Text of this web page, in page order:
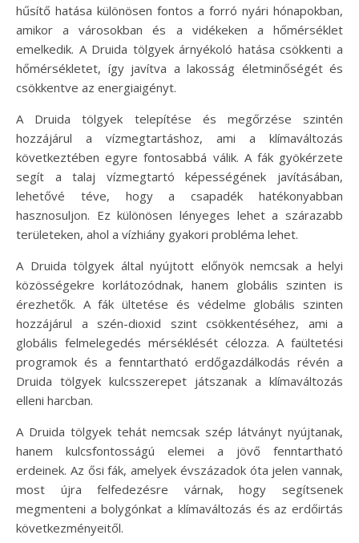
hűsítő hatása különösen fontos a forró nyári hónapokban,
amikor a városokban és a vidékeken a hőmérséklet
emelkedik. A Druida tölgyek árnyékoló hatása csökkenti a
hőmérsékletet, így javítva a lakosság életminőségét és
csökkentve az energiaigényt.
A Druida tölgyek telepítése és megőrzése szintén
hozzájárul a vízmegtartáshoz, ami a klímaváltozás
következtében egyre fontosabbá válik. A fák gyökérzete
segít a talaj vízmegtartó képességének javításában,
lehetővé téve, hogy a csapadék hatékonyabban
hasznosuljon. Ez különösen lényeges lehet a szárazabb
területeken, ahol a vízhiány gyakori probléma lehet.
A Druida tölgyek által nyújtott előnyök nemcsak a helyi
közösségekre korlátozódnak, hanem globális szinten is
érezhetők. A fák ültetése és védelme globális szinten
hozzájárul a szén-dioxid szint csökkentéséhez, ami a
globális felmelegedés mérséklését célozza. A faültetési
programok és a fenntartható erdőgazdálkodás révén a
Druida tölgyek kulcsszerepet játszanak a klímaváltozás
elleni harcban.
A Druida tölgyek tehát nemcsak szép látványt nyújtanak,
hanem kulcsfontosságú elemei a jövő fenntartható
erdeinek. Az ősi fák, amelyek évszázadok óta jelen vannak,
most újra felfedezésre várnak, hogy segítsenek
megmenteni a bolygónkat a klímaváltozás és az erdőirtás
következményeitől.